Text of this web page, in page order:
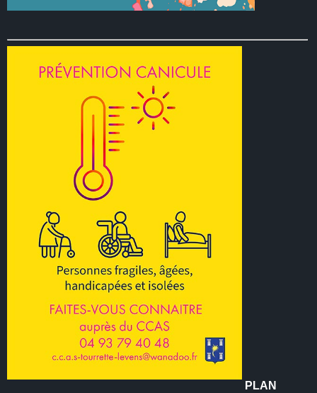
PLAN